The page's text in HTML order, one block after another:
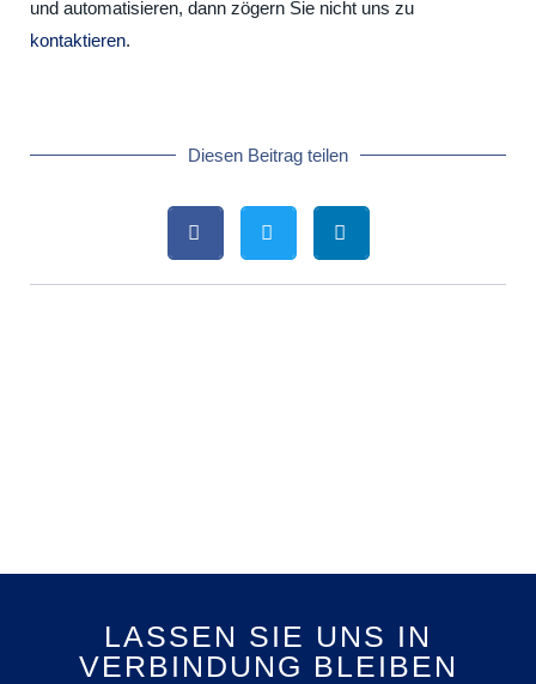
und automatisieren, dann zögern Sie nicht uns zu
kontaktieren.
Diesen Beitrag teilen
LASSEN SIE UNS IN
VERBINDUNG BLEIBEN